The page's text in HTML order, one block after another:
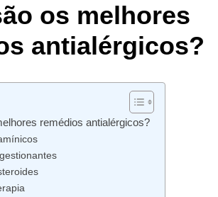
os melhores
antialérgicos?
remédios antialérgicos?